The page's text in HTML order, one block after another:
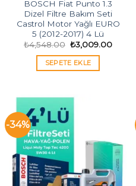
BOSCH Fiat Punto 1.3
Dizel Filtre Bakım Seti
Castrol Motor Yağlı EURO
5 (2012-2017) 4 Lü
₺4,548.00 Orijinal
fiyat:
₺4,548.00.
₺3,009.00Şu
SEPETE EKLE
-34%